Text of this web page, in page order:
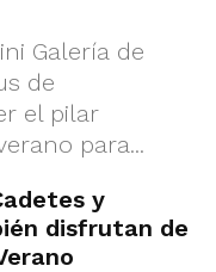
Galería de
de
el pilar
para...
y
disfrutan de